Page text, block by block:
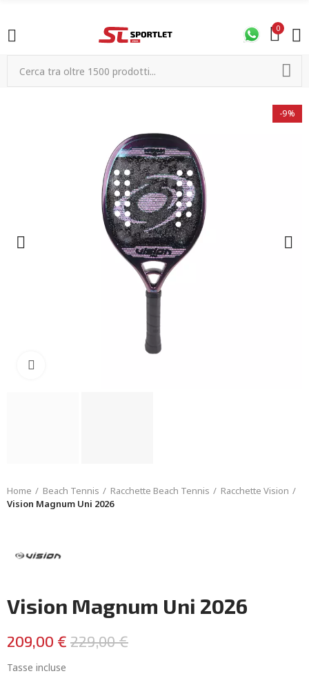
0
-9%
Home Beach Tennis Racchette Beach Tennis
Racchette Vision
Vision Magnum Uni 2026
Vision Magnum Uni 2026
209,00 € 229,00 €
Tasse incluse